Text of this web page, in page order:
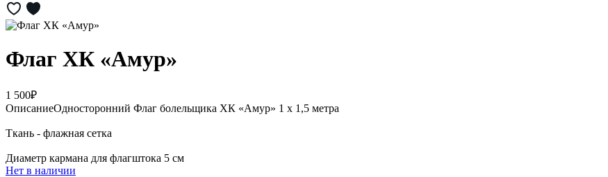
Флаг ХК «Амур»
1 500₽
ОписаниеОдносторонний Флаг болельщика ХК «Амур» 1 х 1,5 метра
Ткань - флажная сетка
Диаметр кармана для флагштока 5 см
Нет в наличии